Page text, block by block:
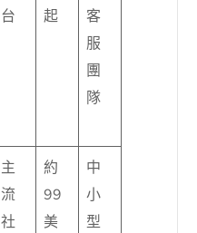
台
起
客
服
團
隊
主
流
社
約
99
美
中
小
型